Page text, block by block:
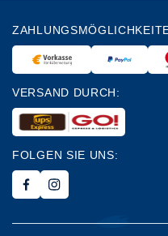
VERSAND DURCH:
FOLGEN SIE UNS: